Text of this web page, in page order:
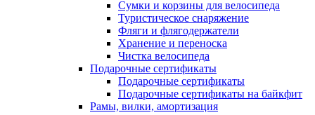
Сумки и корзины для велосипеда
Туристическое снаряжение
Фляги и флягодержатели
Хранение и переноска
Чистка велосипеда
Подарочные сертификаты
Подарочные сертификаты
Подарочные сертификаты на байкфит
Рамы, вилки, амортизация